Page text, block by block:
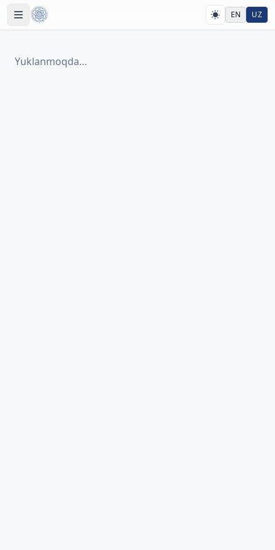
EN UZ
Yuklanmoqda…